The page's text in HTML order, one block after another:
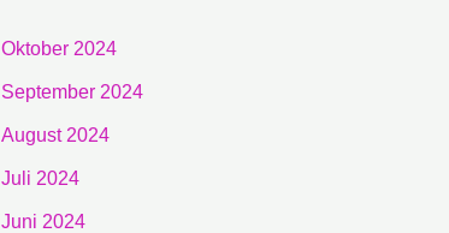
Oktober 2024
September 2024
August 2024
Juli 2024
Juni 2024